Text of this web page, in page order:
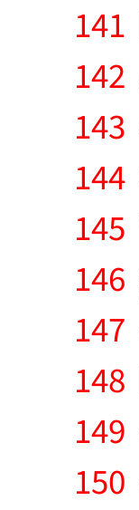
141
142
143
144
145
146
147
148
149
150